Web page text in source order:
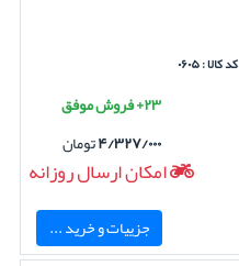
کد کالا : ۰۶۰۵
۲۳+ فروش موفق
۴/۳۲۷/۰۰۰تومان
امکان ارسال روزانه
جزییات و خرید ...